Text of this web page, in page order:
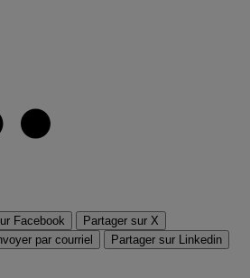
Facebook
Partager sur X
par courriel Partager sur Linkedin